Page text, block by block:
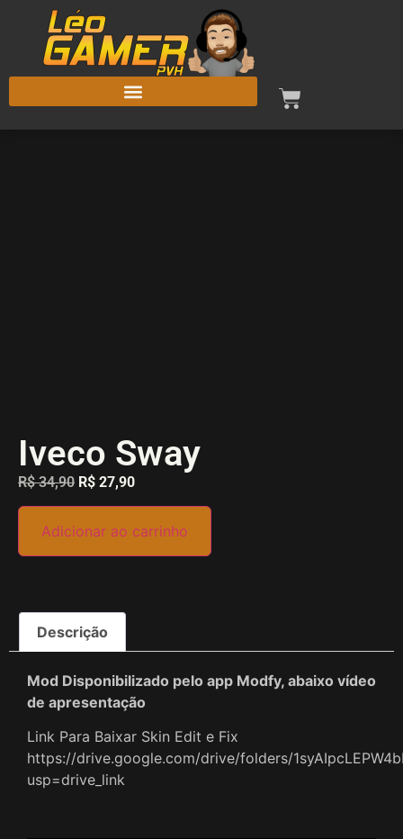
Iveco Sway
R$34,90 R$ 27,90
Adicionar ao carrinho
Descrição
Mod Disponibilizado pelo app Modfy, abaixo vídeo
de apresentação
Link Para Baixar Skin Edit e Fix
https://drive.google.com/drive/folders/
usp=drive_link